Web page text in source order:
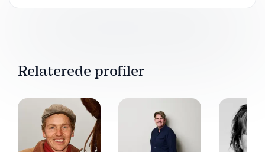
Relaterede profiler